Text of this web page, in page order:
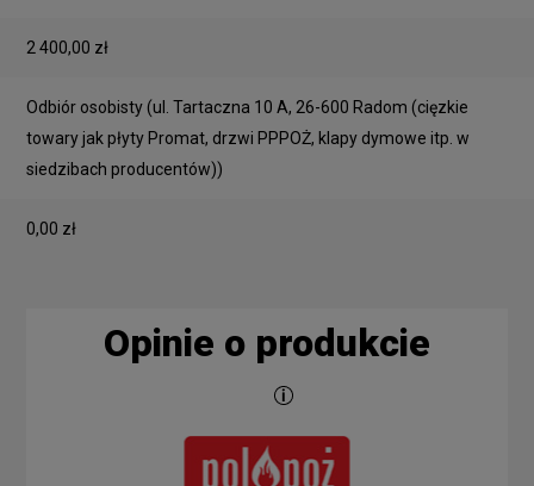
2 400,00 zł
Odbiór osobisty(ul. Tartaczna 10 A, 26-600 Radom (cięzkie
towary jak płyty Promat, drzwi PPPOŻ, klapy dymowe itp. w
siedzibach producentów))
0,00 zł
Opinie o produkcie